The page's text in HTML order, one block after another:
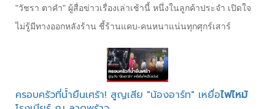
"วัชรา ตาคำ" ผู้สื่อข่าวเรื่องเล่าเช้านี้ หนึ่งในลูกค้าประจำ เปิดใจ
ไม่รู้มีทางออกหลังร้าน ชี้ร้านแคบ-คนหนาแน่นทุกศุกร์เสาร์
ครอบครัวที่น้ำยืนเศร้า! สูญเสีย "น้องอาร์ท" เหยื่อไฟไหม้